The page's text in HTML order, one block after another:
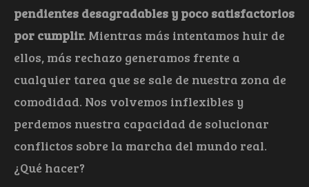
pendientes desagradables y poco satisfactorios
por cumplir. Mientras más intentamos huir de
ellos, más rechazo generamos frente a
cualquier tarea que se sale de nuestra zona de
comodidad. Nos volvemos inflexibles y
perdemos nuestra capacidad de solucionar
conflictos sobre la marcha del mundo real.
¿Qué hacer?